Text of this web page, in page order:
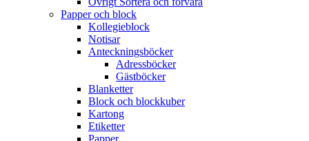
Papper och block
Kollegieblock
Notisar
Anteckningsböcker
Adressböcker
Gästböcker
Blanketter
Block och blockkuber
Kartong
Etiketter
Papper